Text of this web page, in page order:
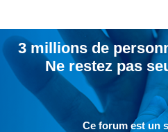
3 millions de
Ne restez pas
Ce forum est un